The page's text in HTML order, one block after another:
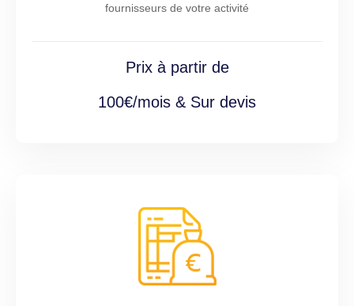
fournisseurs de votre activité
Prix à partir de
100€/mois & Sur devis